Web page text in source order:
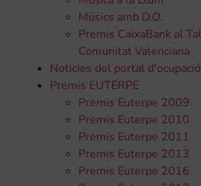
Músics amb D.O.
Premis CaixaBank al
Comunitat Valenciana
Noticies del portal d'ocupació
Premis EUTERPE
Premis Euterpe 2009
Premis Euterpe 2010
Premis Euterpe 2011
Premis Euterpe 2013
Premis Euterpe 2016